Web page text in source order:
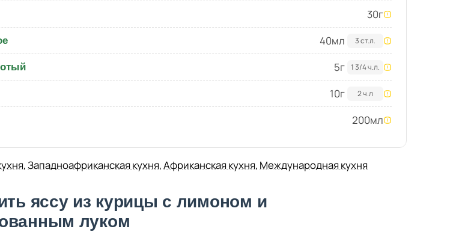
30г
40мл 3 ст.л.
5г 1 3/4 ч.л.
10г 2 ч.л
200мл
,Западноафриканская кухня,Африканская кухня, Международная кухня
яссу из курицы с лимоном и
луком